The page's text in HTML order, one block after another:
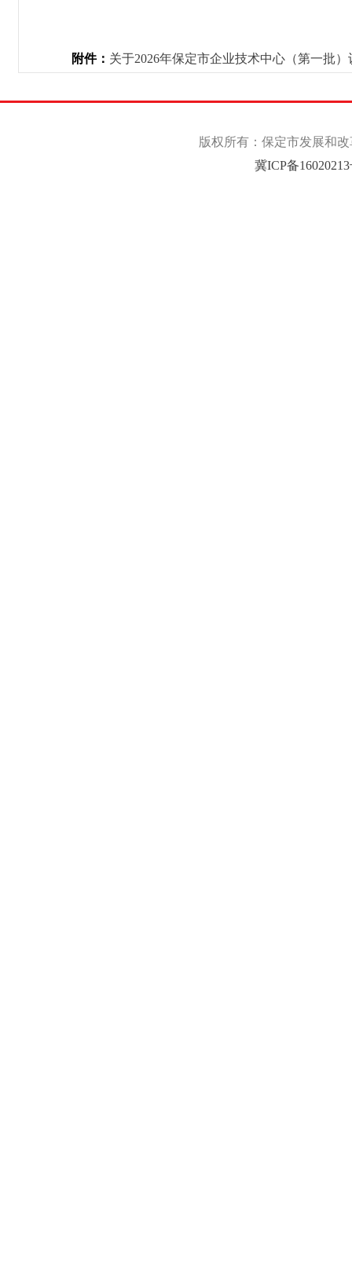
附件： 关于2026年保定市企业技术中心（第一批
版权所有：保定市发展和
冀ICP备